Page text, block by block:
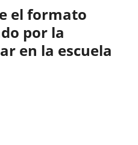
el formato
por la
en la escuela